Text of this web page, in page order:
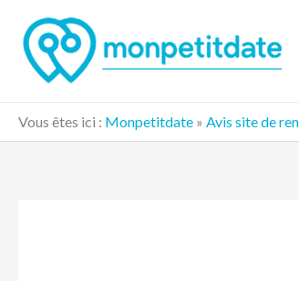
contenu
Vous êtes ici : Monpetitdate » Avis site de